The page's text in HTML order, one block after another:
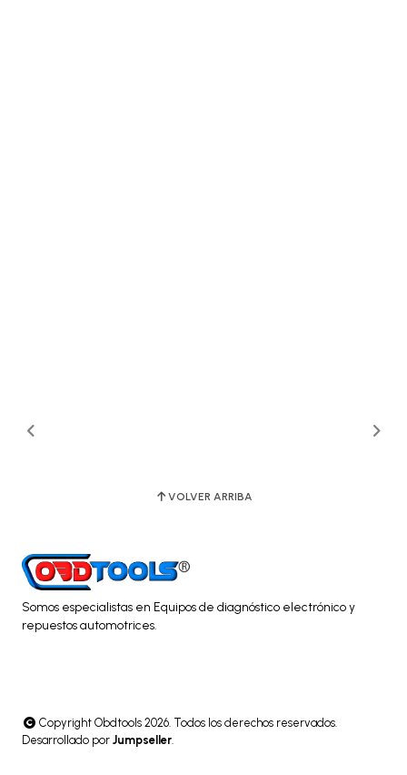
VOLVER ARRIBA
Somos especialistas en Equipos de diagnóstico electrónico y
repuestos automotrices.
Copyright Obdtools 2026. Todos los derechos reservados.
Desarrollado por Jumpseller